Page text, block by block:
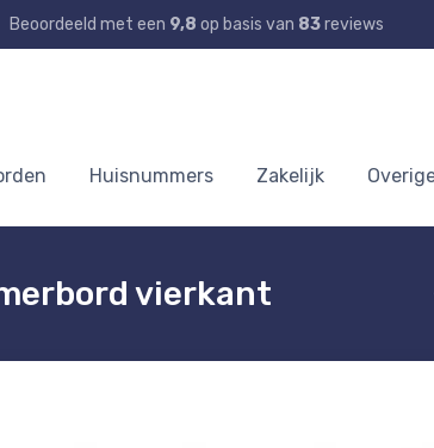
Beoordeeld met een 9,8 op basis van 83reviews
Huisnummers Zakelijk
vierkant